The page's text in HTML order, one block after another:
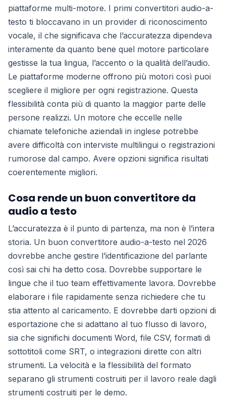
piattaforme multi-motore. I primi convertitori audio-a-
testo ti bloccavano in un provider di riconoscimento
vocale, il che significava che l’accuratezza dipendeva
interamente da quanto bene quel motore particolare
gestisse la tua lingua, l’accento o la qualità dell’audio.
Le piattaforme moderne offrono più motori così puoi
scegliere il migliore per ogni registrazione. Questa
flessibilità conta più di quanto la maggior parte delle
persone realizzi. Un motore che eccelle nelle
chiamate telefoniche aziendali in inglese potrebbe
avere difficoltà con interviste multilingui o registrazioni
rumorose dal campo. Avere opzioni significa risultati
coerentemente migliori.
Cosa rende un buon convertitore da
audio a testo
L’accuratezza è il punto di partenza, ma non è l’intera
storia. Un buon convertitore audio-a-testo nel 2026
dovrebbe anche gestire l’identificazione del parlante
così sai chi ha detto cosa. Dovrebbe supportare le
lingue che il tuo team effettivamente lavora. Dovrebbe
elaborare i file rapidamente senza richiedere che tu
stia attento al caricamento. E dovrebbe darti opzioni di
esportazione che si adattano al tuo flusso di lavoro,
sia che significhi documenti Word, file CSV, formati di
sottotitoli come SRT, o integrazioni dirette con altri
strumenti. La velocità e la flessibilità del formato
separano gli strumenti costruiti per il lavoro reale dagli
strumenti costruiti per le demo.